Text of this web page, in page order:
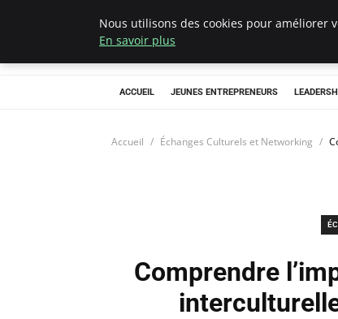
AIESEC France
ACCUEIL JEUNES ENTREPRENEURS
Accueil Échanges Culturels et Networking
Comprendre
Nous utilisons des cookies pour améliorer
En savoir plus